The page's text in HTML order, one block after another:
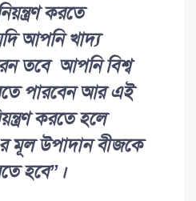
করতে
আপনি খাদ্য
তবে আপনি বিশ্ব
পারবেন আর এই
করতে হলে
মূল উপাদান বীজকে
হবে”।